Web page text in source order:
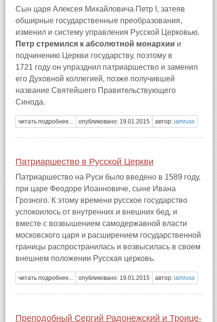
Сын царя Алексея Михайловича Петр I, затеяв
обширные государственные преобразования,
изменил и систему управления Русской Церковью.
Петр стремился к абсолютной монархии и
подчинению Церкви государству, поэтому в
1721 году он упразднил патриаршество и заменил
его Духовной коллегией, позже получившей
название Святейшего Правительствующего
Синода.
читать подробнее... опубликовано: 19.01.2015 автор: iamruss
Патриаршество в Русской Церкви
Патриаршество на Руси было введено в 1589 году,
при царе Феодоре Иоанновиче, сыне Ивана
Грозного. К этому времени русское государство
успокоилось от внутренних и внешних бед, и
вместе с возвышением самодержавной власти
московского царя и расширением государственной
границы распространилась и возвысилась в своем
внешнем положении Русская церковь.
читать подробнее... опубликовано: 19.01.2015 автор: iamruss
Преподобный Сергий Радонежский и Троице-